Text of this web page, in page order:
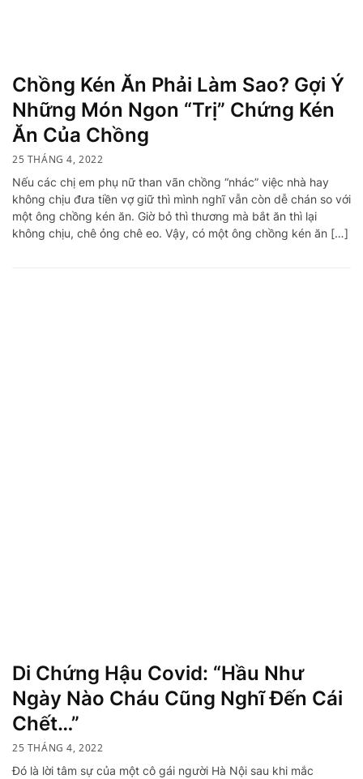
Chồng Kén Ăn Phải Làm Sao? Gợi Ý
Những Món Ngon “Trị” Chứng Kén
Ăn Của Chồng
25 THÁNG 4, 2022
Nếu các chị em phụ nữ than vãn chồng “nhác” việc nhà hay
không chịu đưa tiền vợ giữ thì mình nghĩ vẫn còn dễ chán so với
một ông chồng kén ăn. Giờ bỏ thì thương mà bắt ăn thì lại
không chịu, chê ỏng chê eo. Vậy, có một ông chồng kén ăn […]
Di Chứng Hậu Covid: “Hầu Như
Ngày Nào Cháu Cũng Nghĩ Đến Cái
Chết…”
25 THÁNG 4, 2022
Đó là lời tâm sự của một cô gái người Hà Nội sau khi mắc